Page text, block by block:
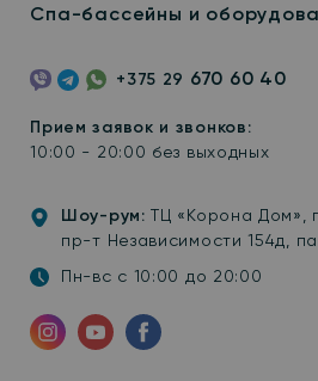
Спа-бассейны и
+375 29 670 60 40
Прием заявок и звонков:
10:00 - 20:00 без выходных
Шоу-рум: ТЦ «Корона Дом»,
пр-т Независимости 154д,
Пн-вс с 10:00 до 20:00
Инстаграм
YouTubeFacebook